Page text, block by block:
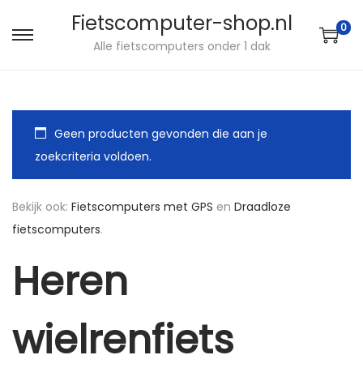
Fietscomputer-shop.nl
Alle fietscomputers onder 1 dak
0
Geen producten gevonden die aan je
zoekcriteria voldoen.
Bekijk ook: Fietscomputers met GPS en Draadloze
fietscomputers.
Heren
wielrenfiets